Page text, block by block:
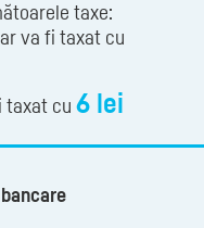
taxe:
va fi taxat cu
taxat cu 6 lei